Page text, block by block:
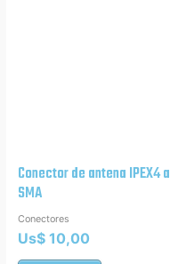
Conector de antena IPEX4 a
SMA
Conectores
Us$10,00